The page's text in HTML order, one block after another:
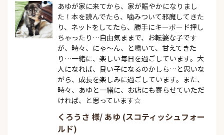
あゆが家に来てから、家が賑やかになりまし
た！本を読んでたら、噛みついて邪魔してきた
り、ネットをしてたら、勝手にキーボード押し
ちゃったり…自由気ままで、お転婆な子です
が、時々、にゃ～ん、と鳴いて、甘えてきた
り…一緒に、楽しい毎日を過ごしています。大
人になれば、良い子になるのかしら…と思いな
がら、成長を楽しみに過ごしています。また、
時々、あゆと一緒に、お店にも寄らせていただ
ければ、と思っています☆
くろうさ 様/ あゆ (スコティッシュフォー
ルド)